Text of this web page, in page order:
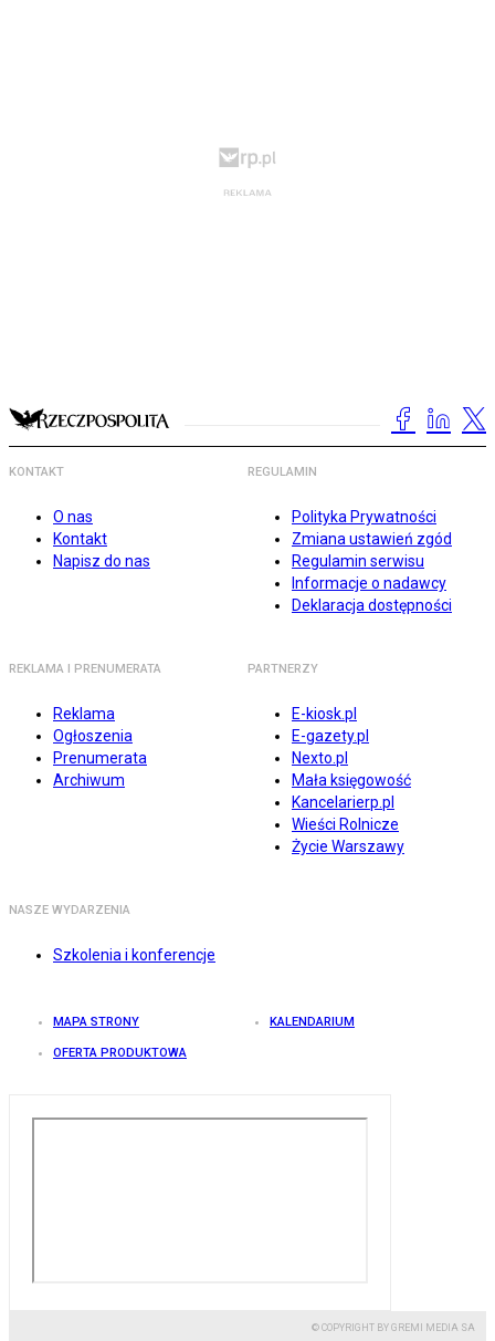
KONTAKT
O nas
Kontakt
Napisz do nas
REGULAMIN
Polityka Prywatności
Zmiana ustawień zgód
Regulamin serwisu
Informacje o nadawcy
Deklaracja dostępności
REKLAMA I PRENUMERATA
Reklama
Ogłoszenia
Prenumerata
Archiwum
PARTNERZY
E-kiosk.pl
E-gazety.pl
Nexto.pl
Mała księgowość
Kancelarierp.pl
Wieści Rolnicze
Życie Warszawy
NASZE WYDARZENIA
Szkolenia i konferencje
MAPA STRONY KALENDARIUM
OFERTA PRODUKTOWA
© COPYRIGHT BY GREMI MEDIA SA